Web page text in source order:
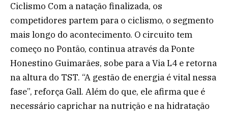
Ciclismo Com a natação finalizada, os
competidores partem para o ciclismo, o segmento
mais longo do acontecimento. O circuito tem
começo no Pontão, continua através da Ponte
Honestino Guimarães, sobe para a Via L4 e retorna
na altura do TST. “A gestão de energia é vital nessa
fase”, reforça Gall. Além do que, ele afirma que é
necessário caprichar na nutrição e na hidratação